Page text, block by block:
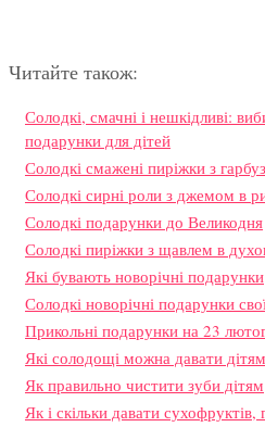
Читайте також:
Солодкі, смачні і нешкідливі:
подарунки для дітей
Солодкі смажені пиріжки з
Солодкі сирні роли з джемом в
Солодкі подарунки до Великодня
Солодкі пиріжки з щавлем в
Які бувають новорічні подарунки
Солодкі новорічні подарунки
Прикольні подарунки на 23
Які солодощі можна давати дітям
Як правильно чистити зуби дітям
Як і скільки давати сухофруктів,